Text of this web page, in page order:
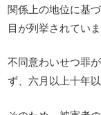
関係上の地位に基
目が列挙されていま
不同意わいせつ罪
ず、六月以上十年